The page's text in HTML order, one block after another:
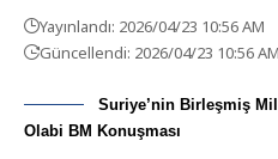
Yayınlandı: 2026/04/23 10:56 AM
Güncellendi: 2026/04/23 10:56 AM
Suriye’nin Birleşmiş
Olabi BM Konuşması